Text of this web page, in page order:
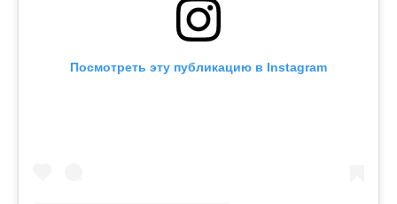
Посмотреть эту публикацию в Instagram